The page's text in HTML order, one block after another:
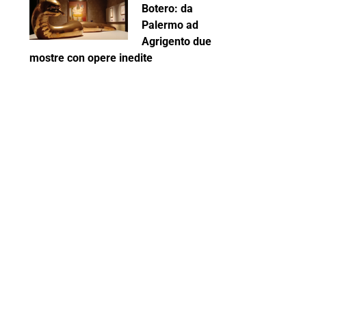
Botero: da
Palermo ad
Agrigento due
mostre con opere inedite